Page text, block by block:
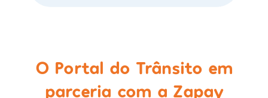
O Portal do Trânsito em
parceria com a Zapay